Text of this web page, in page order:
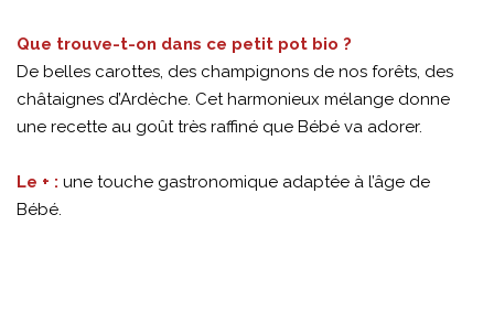
Que trouve-t-on dans ce petit pot bio ?
De belles carottes, des champignons de nos forêts, des
châtaignes d’Ardèche. Cet harmonieux mélange donne
une recette au goût très raffiné que Bébé va adorer.
Le + : une touche gastronomique adaptée à l’âge de
Bébé.